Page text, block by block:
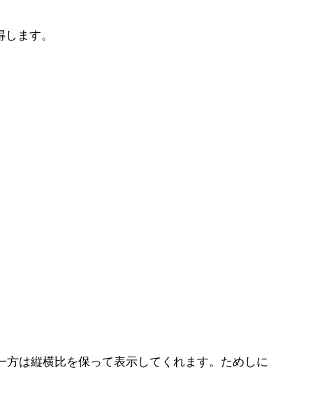
ます。
は縦横比を保って表示してくれます。ためしに